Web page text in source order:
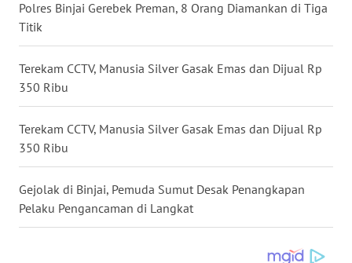
Polres Binjai Gerebek Preman, 8 Orang Diamankan di Tiga
Titik
Terekam CCTV, Manusia Silver Gasak Emas dan Dijual Rp
350 Ribu
Terekam CCTV, Manusia Silver Gasak Emas dan Dijual Rp
350 Ribu
Gejolak di Binjai, Pemuda Sumut Desak Penangkapan
Pelaku Pengancaman di Langkat
WN
MALUT
WN
DAIRI
WN
DANAU
WN